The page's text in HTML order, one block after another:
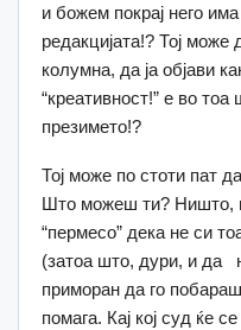
и божем покрај него
редакцијата!? Тој може
колумна, да ја објави
“креативност!” е во
презимето!?
Тој може по стоти пат
Што можеш ти? Ништо,
“пермесо” дека не си
(затоа што, дури, и да
приморан да го
помага. Кај кој суд ќе